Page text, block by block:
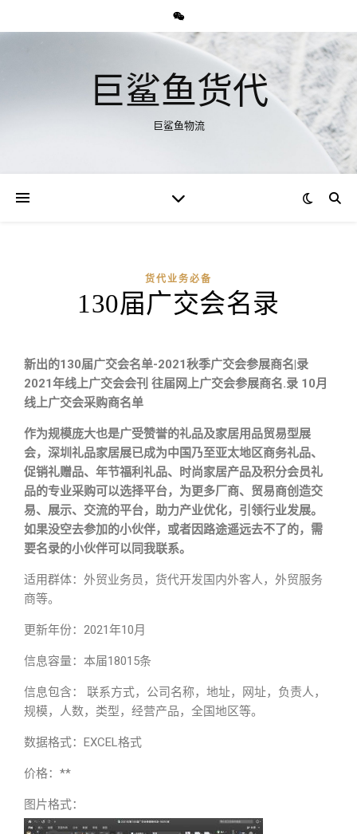
巨鲨鱼货代
巨鲨鱼物流
货代业务必备
130届广交会名录
新出的130届广交会名单-2021秋季广交会参展商名|录
2021年线上广交会会刊 往届网上广交会参展商名.录 10月
线上广交会采购商名单
作为规模庞大也是广受赞誉的礼品及家居用品贸易型展
会，深圳礼品家居展已成为中国乃至亚太地区商务礼品、
促销礼赠品、年节福利礼品、时尚家居产品及积分会员礼
品的专业采购可以选择平台，为更多厂商、贸易商创造交
易、展示、交流的平台，助力产业优化，引领行业发展。
如果没空去参加的小伙伴，或者因路途遥远去不了的，需
要名录的小伙伴可以同我联系。
适用群体：外贸业务员，货代开发国内外客人，外贸服务
商等。
更新年份：2021年10月
信息容量：本届18015条
信息包含： 联系方式，公司名称，地址，网址，负责人，
规模，人数，类型，经营产品，全国地区等。
数据格式：EXCEL格式
价格：**
图片格式：